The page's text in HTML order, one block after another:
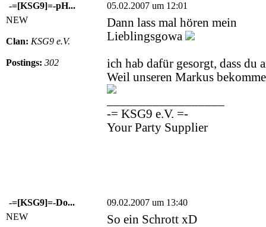
-=[KSG9]=-pH...
05.02.2007 um 12:01
NEW
Clan: KSG9 e.V.
Postings: 302
Dann lass mal hören mein
Lieblingsgowa
ich hab dafür gesorgt, dass du
Weil unseren Markus
-= KSG9 e.V. =-
Your Party Supplier
-=[KSG9]=-Do...
09.02.2007 um 13:40
NEW
So ein Schrott xD